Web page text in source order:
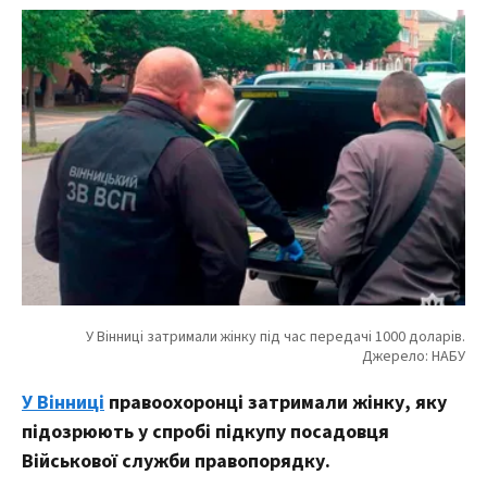
У Вінниці правоохоронці затримали жінку, яку
підозрюють у спробі підкупу посадовця
Військової служби правопорядку.